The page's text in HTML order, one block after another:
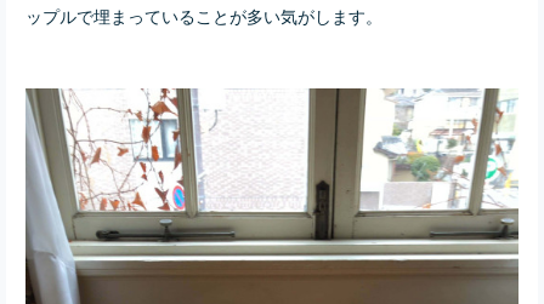
ップルで埋まっていることが多い気がします。